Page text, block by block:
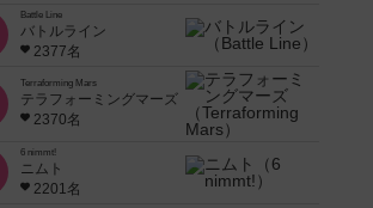
Battle Line
バトルライン
2377名
Terraforming Mars
テラフォーミングマーズ
2370名
6 nimmt!
ニムト
2201名